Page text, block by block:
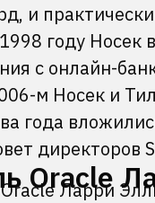
и
году
с онлайн-
м Носек и
года
директоров
Oracle
Ларри